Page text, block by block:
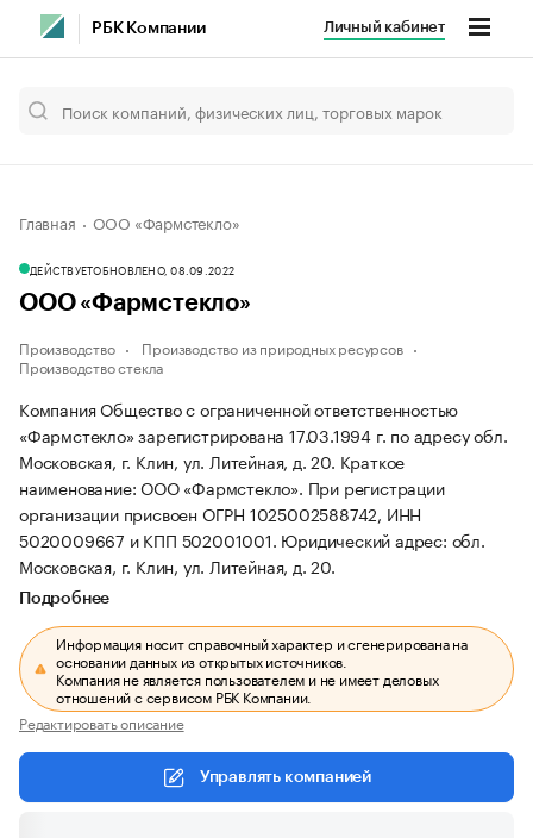
РБК Компании Личный кабинет
Главная ООО «Фармстекло»
ДЕЙСТВУЕТОБНОВЛЕНО, 08.09.2022
ООО «Фармстекло»
Производство
Производство из природных ресурсов
Производство стекла
Компания Общество с ограниченной ответственностью
«Фармстекло» зарегистрирована 17.03.1994 г. по адресу обл.
Московская, г. Клин, ул. Литейная, д. 20. Краткое
наименование: ООО «Фармстекло». При регистрации
организации присвоен ОГРН 1025002588742, ИНН
5020009667 и КПП 502001001. Юридический адрес: обл.
Московская, г. Клин, ул. Литейная, д. 20.
Подробнее
Информация носит справочный характер и сгенерирована на
основании данных из открытых источников.
Компания не является пользователем и не имеет деловых
отношений с сервисом РБК Компании.
Редактировать описание
Управлять компанией